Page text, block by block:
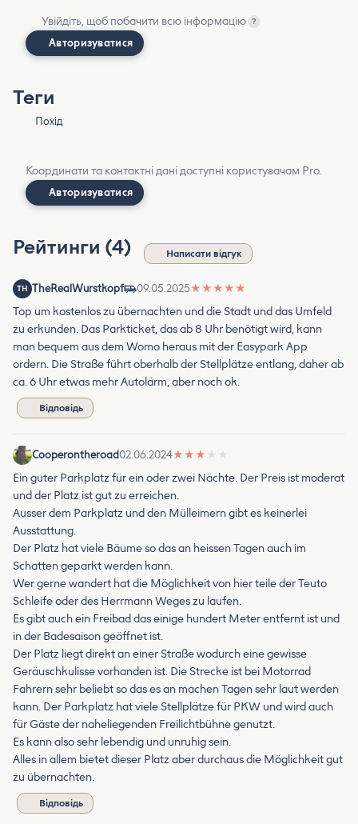
Увійдіть, щоб побачити всю інформацію ?
Авторизуватися
Теги
Похід
Координати та контактні дані доступні користувачам Pro.
Авторизуватися
Рейтинги (4) Написати відгук
TH TheRealWurstkopf 09.05.2025★ ★ ★ ★ ★
Top um kostenlos zu übernachten und die Stadt und das Umfeld
zu erkunden. Das Parkticket, das ab 8 Uhr benötigt wird, kann
man bequem aus dem Womo heraus mit der Easypark App
ordern. Die Straße führt oberhalb der Stellplätze entlang, daher ab
ca. 6 Uhr etwas mehr Autolärm, aber noch ok.
Відповідь
Cooperontheroad02.06.2024★ ★ ★ ★ ★
Ein guter Parkplatz für ein oder zwei Nächte. Der Preis ist moderat
und der Platz ist gut zu erreichen.
Ausser dem Parkplatz und den Mülleimern gibt es keinerlei
Ausstattung.
Der Platz hat viele Bäume so das an heissen Tagen auch im
Schatten geparkt werden kann.
Wer gerne wandert hat die Möglichkeit von hier teile der Teuto
Schleife oder des Herrmann Weges zu laufen.
Es gibt auch ein Freibad das einige hundert Meter entfernt ist und
in der Badesaison geöffnet ist.
Der Platz liegt direkt an einer Straße wodurch eine gewisse
Geräuschkulisse vorhanden ist. Die Strecke ist bei Motorrad
Fahrern sehr beliebt so das es an machen Tagen sehr laut werden
kann. Der Parkplatz hat viele Stellplätze für PKW und wird auch
für Gäste der naheliegenden Freilichtbühne genutzt.
Es kann also sehr lebendig und unruhig sein.
Alles in allem bietet dieser Platz aber durchaus die Möglichkeit gut
zu übernachten.
Відповідь